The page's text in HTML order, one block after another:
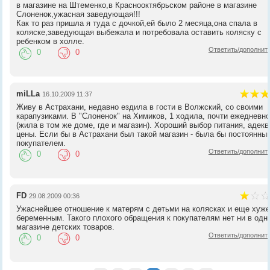
в магазине на Штеменко,в Краснооктябрьском районе в магазине
Слоненок,ужасная заведующая!!!
Как то раз пришла я туда с дочкой,ей было 2 месяца,она спала в
коляске,заведующая выбежала и потребовала оставить коляску с
ребенком в холле.
Ответить/
0 0
miLLa 16.10.2009 11:37
Живу в Астрахани, недавно ездила в гости в Волжский, со своими
карапузиками. В "Слоненок" на Химиков, 1 ходила, почти ежедневно
(жила в том же доме, где и магазин). Хороший выбор питания,
цены. Если бы в Астрахани был такой магазин - была бы
покупателем.
Ответить/
0 0
FD 29.08.2009 00:36
Ужаснейшее отношение к матерям с детьми на колясках и еще
беременным. Такого плохого обращения к покупателям нет ни в
магазине детских товаров.
Ответить/
0 0